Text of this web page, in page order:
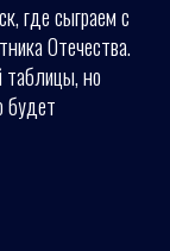
где сыграем с
Отечества.
таблицы, но
будет